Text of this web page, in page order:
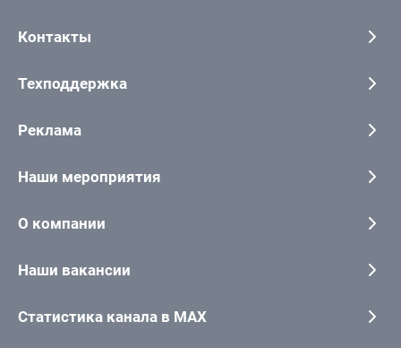
Контакты
Техподдержка
Реклама
Наши мероприятия
О компании
Наши вакансии
Статистика канала в MAX